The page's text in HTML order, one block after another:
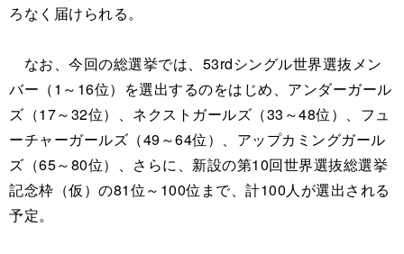
ろなく届けられる。
なお、今回の総選挙では、53rdシングル世界選抜メン
バー（1～16位）を選出するのをはじめ、アンダーガール
ズ（17～32位）、ネクストガールズ（33～48位）、フュ
ーチャーガールズ（49～64位）、アップカミングガール
ズ（65～80位）、さらに、新設の第10回世界選抜総選挙
記念枠（仮）の81位～100位まで、計100人が選出される
予定。